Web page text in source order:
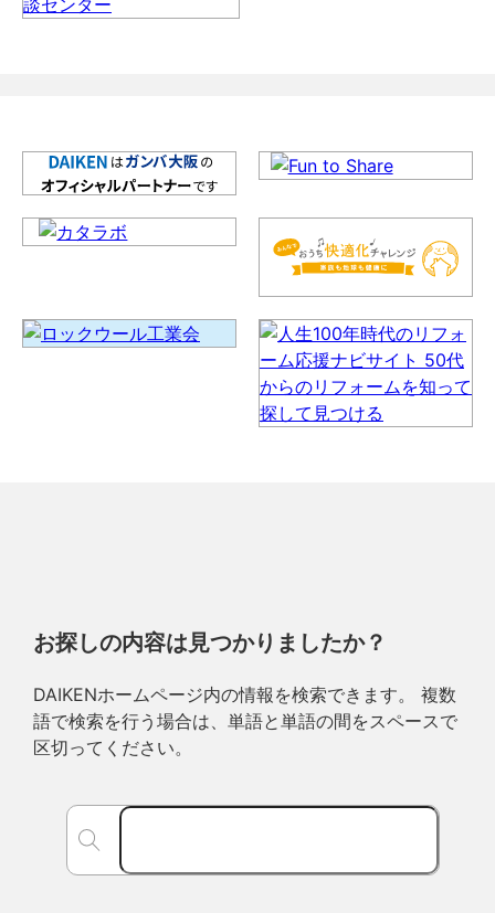
お探しの内容は見つかりましたか？
DAIKENホームページ内の情報を検索できます。 複数
語で検索を行う場合は、単語と単語の間をスペースで
区切ってください。